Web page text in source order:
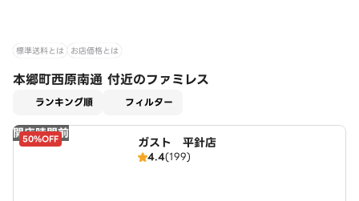
標準送料とは お店価格とは
本郷町西原南通 付近のファミレス
ランキング順 フィルター
開店時間前
50%OFF ガスト 平針店
4.4(199)